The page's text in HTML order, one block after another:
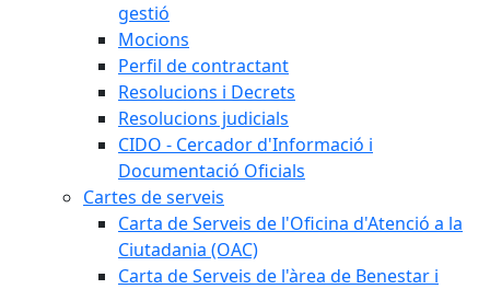
gestió
Mocions
Perfil de contractant
Resolucions i Decrets
Resolucions judicials
CIDO - Cercador d'Informació i
Documentació Oficials
Cartes de serveis
Carta de Serveis de l'Oficina d'Atenció a la
Ciutadania (OAC)
Carta de Serveis de l'àrea de Benestar i